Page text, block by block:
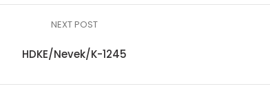
NEXT POST
HDKE/Nevek/K-1245